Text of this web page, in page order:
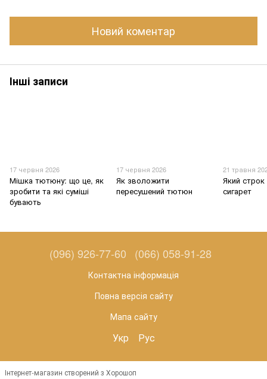
Новий коментар
Інші записи
17 червня 2026
Мішка тютюну: що це, як
зробити та які суміші
бувають
17 червня 2026
Як зволожити
пересушений тютюн
21 травня
Який строк
сигарет
(096) 926-77-60 (066) 058-91-28
Контактна інформація
Повна версія сайту
Мапа сайту
Укр Рус
Інтернет-магазин створений з Хорошоп